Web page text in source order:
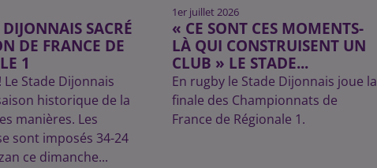
SACRÉ
DE FRANCE DE
1
Le Stade Dijonnais
historique de la
manières. Les
sont imposés 34-24
ce dimanche...
1er juillet 2026
« CE SONT CES MOMENTS-
LÀ QUI CONSTRUISENT UN
CLUB » LE STADE...
En rugby le Stade Dijonnais joue la
finale des Championnats de
France de Régionale 1.